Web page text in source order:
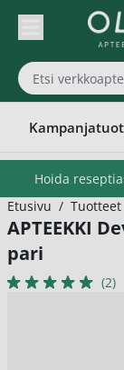
Skip to Content
Hoida
Etusivu / Tuotteet
APTEEKKI
pari
(2)